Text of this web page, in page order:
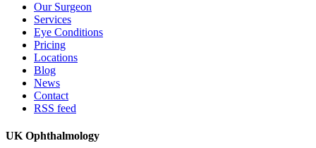
Our Surgeon
Services
Eye Conditions
Pricing
Locations
Blog
News
Contact
RSS feed
UK Ophthalmology